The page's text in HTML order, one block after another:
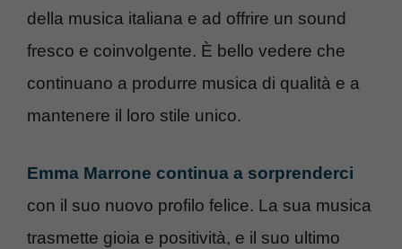
della musica italiana e ad offrire un sound
fresco e coinvolgente. È bello vedere che
continuano a produrre musica di qualità e a
mantenere il loro stile unico.
Emma Marrone continua a sorprenderci
con il suo nuovo profilo felice. La sua musica
trasmette gioia e positività, e il suo ultimo